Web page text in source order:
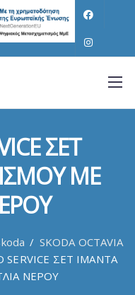
ΣΕΤ
ΜΕ
/ SKODA OCTAVIA
ΣΕΤ ΙΜΑΝΤΑ
ΝΕΡΟΥ